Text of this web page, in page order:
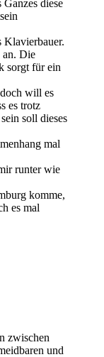
diese
Klavierbauer.
an. Die
sorgt für ein
will es
es trotz
soll dieses
mal
runter wie
komme,
es mal
zwischen
und